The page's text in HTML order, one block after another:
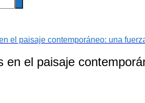
el paisaje contemporáneo: una
en el paisaje